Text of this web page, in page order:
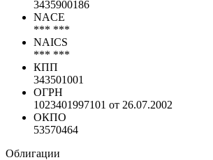
Коды
ИНН
3435900186
NACE
*** ***
NAICS
*** ***
КПП
343501001
1023401997101 от 26.07.2002